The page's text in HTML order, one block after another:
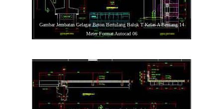
Gambar Jembatan Gelagar Beton Bertulang Balok T Kelas A Bentang 14
Meter Format Autocad 06